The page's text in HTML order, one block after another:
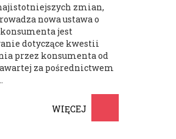
zmian,
nowa ustawa o
jest
dotyczące kwestii
przez konsumenta od
za pośrednictwem
WIĘCEJ